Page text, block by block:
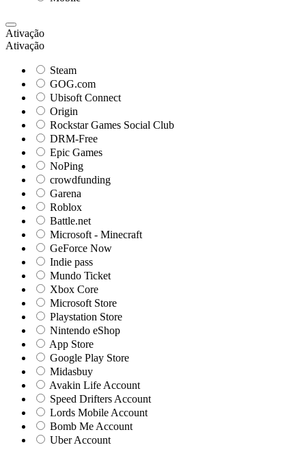
Ativação
Ativação
Steam
GOG.com
Ubisoft Connect
Origin
Rockstar Games Social Club
DRM-Free
Epic Games
NoPing
crowdfunding
Garena
Roblox
Battle.net
Microsoft - Minecraft
GeForce Now
Indie pass
Mundo Ticket
Xbox Core
Microsoft Store
Playstation Store
Nintendo eShop
App Store
Google Play Store
Midasbuy
Avakin Life Account
Speed Drifters Account
Lords Mobile Account
Bomb Me Account
Uber Account